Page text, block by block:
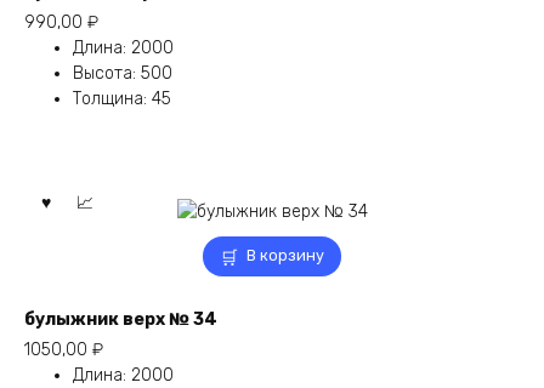
990,00 ₽
Длина: 2000
Высота: 500
Толщина: 45
В корзину
булыжник верх № 34
1050,00 ₽
Длина: 2000